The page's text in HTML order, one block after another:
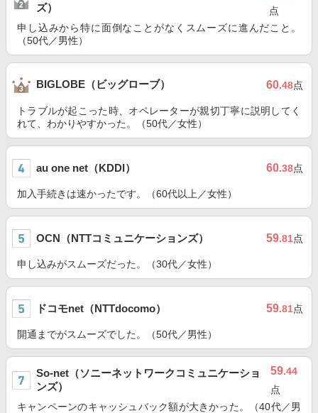
ズ）
点
申し込みから特に面倒なことがなくスムーズに進んだこと。
（50代／男性）
BIGLOBE（ビッグローブ） 60.48点
トラブルが起こった時、オペレーターが親切丁寧に説明してく
れて、わかりやすかった。（50代／女性）
au one net（KDDI） 60.38点
加入手続きは速かったです。（60代以上／女性）
OCN（NTTコミュニケーションズ） 59.81点
申し込みがスムーズだった。（30代／女性）
ドコモnet（NTTdocomo） 59.81点
開通までがスムーズでした。（50代／男性）
So-net（ソニーネットワークコミュニケーショ
ンズ）
59.44
点
キャンペーンのキャッシュバック額が大きかった。（40代／男